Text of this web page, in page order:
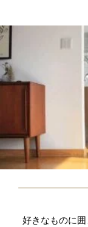
好きなものに